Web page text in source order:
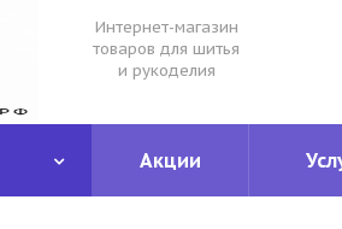
Интернет-магазин
товаров для шитья
и рукоделия
Акции